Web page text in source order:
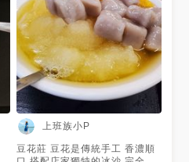
上班族小P
豆花莊 豆花是傳統手工 香濃順